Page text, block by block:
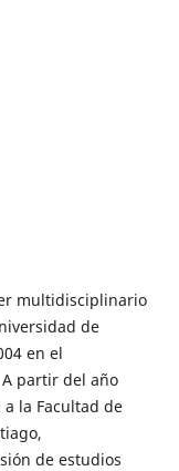
multidisciplinario
de
en el
partir del año
la Facultad de
de estudios